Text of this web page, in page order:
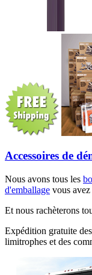
Accessoires de
Nous avons tous les
d'emballage vous
Et nous rachèterons
Expédition gratuite
limitrophes et des